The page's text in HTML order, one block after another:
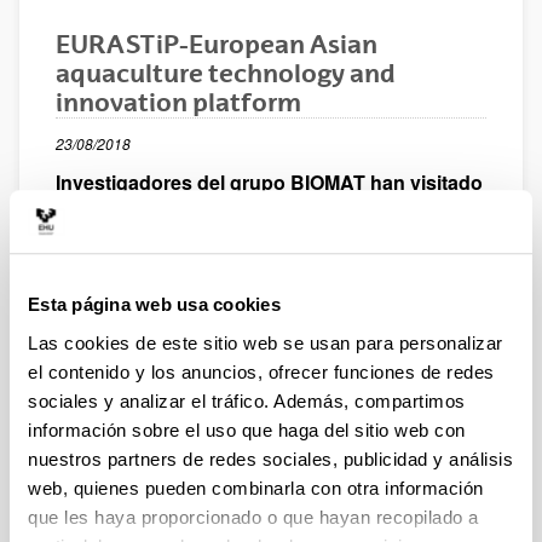
Esta página web usa cookies
Las cookies de este sitio web se usan para personalizar
el contenido y los anuncios, ofrecer funciones de redes
sociales y analizar el tráfico. Además, compartimos
información sobre el uso que haga del sitio web con
nuestros partners de redes sociales, publicidad y análisis
web, quienes pueden combinarla con otra información
que les haya proporcionado o que hayan recopilado a
EURASTiP-European Asian
aquaculture technology and
innovation platform
23/08/2018
Investigadores del grupo BIOMAT han visitado
la Universidad de Nha Trang y la empresa
En el marco del proyecto de investigación, desarrollo e
innovación EURASTiP-European Asian aquaculture
technology and innovation platform, financiado a través
del programa EU Horizon 2020 y desarrollado con el
objetivo de reforzar la cooperación internacional en la
producción de una acuicultura sostenible con países del
Sudeste de Asia, investigadores del grupo BIOMAT han
visitado la Universidad de Nha Trang (NTU) y la
compañía Vietnam Food (VNF) en Vietnam. El objetivo
principal de la colaboración entre estas organizaciones